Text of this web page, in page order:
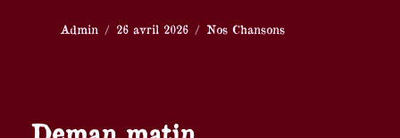
Auteur
Admin
Publié
26 avril 2026 Catégories
Nos Chansons